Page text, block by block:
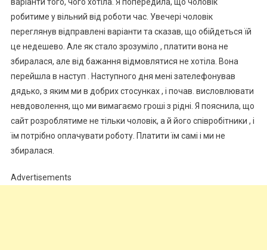
робитиме у вільний від роботи час. Увечері чоловік
переглянув відправлені варіанти та сказав, що обійдеться їй
це недешево. Але як стало зрозуміло , платити вона не
збиралася, але від бажання відмовлятися не хотіла. Вона
перейшла в наступ . Наступного дня мені зателефонував
дядько, з яким ми в добрих стосунках , і почав. висловлювати
невдоволення, що ми вимагаємо гроші з рідні. Я пояснила, що
сайт розроблятиме не тільки чоловік, а й його співробітники , і
їм потрібно оплачувати роботу. Платити їм самі і ми не
збиралася.
Advertisements